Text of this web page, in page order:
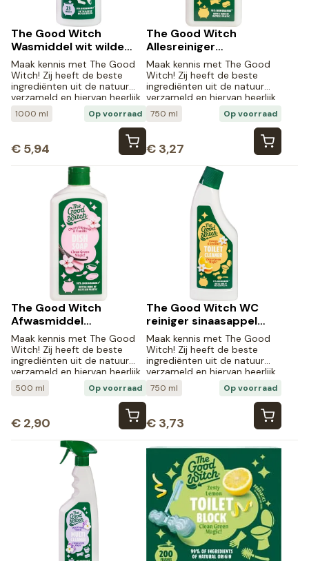
The Good Witch
Wasmiddel wit wilde
viooltjes (1000 ml)
Maak kennis met The Good
Witch! Zij heeft de beste
ingrediënten uit de natuur
verzameld en hiervan heerlijk
ruikende, natuurlijke
schoonmaakmiddelen
1000 ml Op voorraad
€ 5,94
The Good Witch
Allesreiniger
sinaasappel jasmijn
(750 ml)
Maak kennis met The Good
Witch! Zij heeft de beste
ingrediënten uit de natuur
verzameld en hiervan heerlijk
ruikende, natuurlijke
schoonmaakmiddelen
750 ml Op voorraad
€ 3,27
The Good Witch
Afwasmiddel
kersenbloesem vanille
(500 ml)
Maak kennis met The Good
Witch! Zij heeft de beste
ingrediënten uit de natuur
verzameld en hiervan heerlijk
ruikende, natuurlijke
schoonmaakmiddelen
500 ml Op voorraad
€ 2,90
The Good Witch WC
reiniger sinaasappel
jasmijn (750 ml)
Maak kennis met The Good
Witch! Zij heeft de beste
ingrediënten uit de natuur
verzameld en hiervan heerlijk
ruikende, natuurlijke
schoonmaakmiddelen
750 ml Op voorraad
€ 3,73